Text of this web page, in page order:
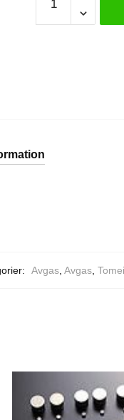
Exreme
katalysatorer
Avgas, Avgas, Tomei